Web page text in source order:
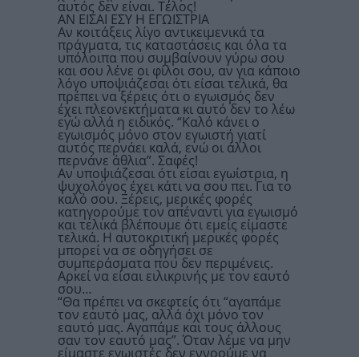
αυτός δεν είναι. Τέλος!
ΑΝ ΕΙΣΑΙ ΕΣΥ Η ΕΓΩΙΣΤΡΙΑ
Αν κοιτάξεις λίγο αντικειμενικά τα
πράγματα, τις καταστάσεις και όλα τα
υπόλοιπα που συμβαίνουν γύρω σου
και σου λένε οι φίλοι σου, αν για κάποιο
λόγο υποψιάζεσαι ότι είσαι τελικά, θα
πρέπει να ξέρεις ότι ο εγωισμός δεν
έχει πλεονεκτήματα κι αυτό δεν το λέω
εγώ αλλά η ειδικός. “Καλό κάνει ο
εγωισμός μόνο στον εγωιστή γιατί
αυτός περνάει καλά, ενώ οι άλλοι
περνάνε άθλια”. Σαφές!
Αν υποψιάζεσαι ότι είσαι εγωίστρια, η
ψυχολόγος έχει κάτι να σου πει. Για το
καλό σου. Ξέρεις, μερικές φορές
κατηγορούμε τον απέναντι για εγωισμό
και τελικά βλέπουμε ότι εμείς είμαστε
τελικά. Η αυτοκριτική μερικές φορές
μπορεί να σε οδηγήσει σε
συμπεράσματα που δεν περιμένεις.
Αρκεί να είσαι ειλικρινής με τον εαυτό
σου…
“Θα πρέπει να σκεφτείς ότι “αγαπάμε
τον εαυτό μας, αλλά όχι μόνο τον
εαυτό μας. Αγαπάμε και τους άλλους
σαν τον εαυτό μας”. Όταν λέμε να μην
είμαστε εγωιστές δεν εννοούμε να